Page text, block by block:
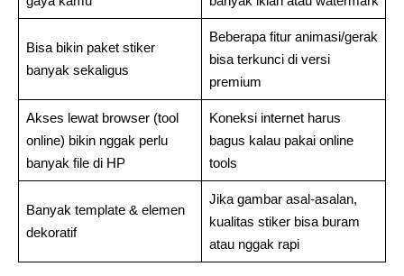
Bisa bikin paket stiker
banyak sekaligus
Beberapa fitur animasi/gerak
bisa terkunci di versi
premium
Akses lewat browser (tool
online) bikin nggak perlu
banyak file di HP
Koneksi internet harus
bagus kalau pakai online
tools
Banyak template & elemen
dekoratif
Jika gambar asal-asalan,
kualitas stiker bisa buram
atau nggak rapi